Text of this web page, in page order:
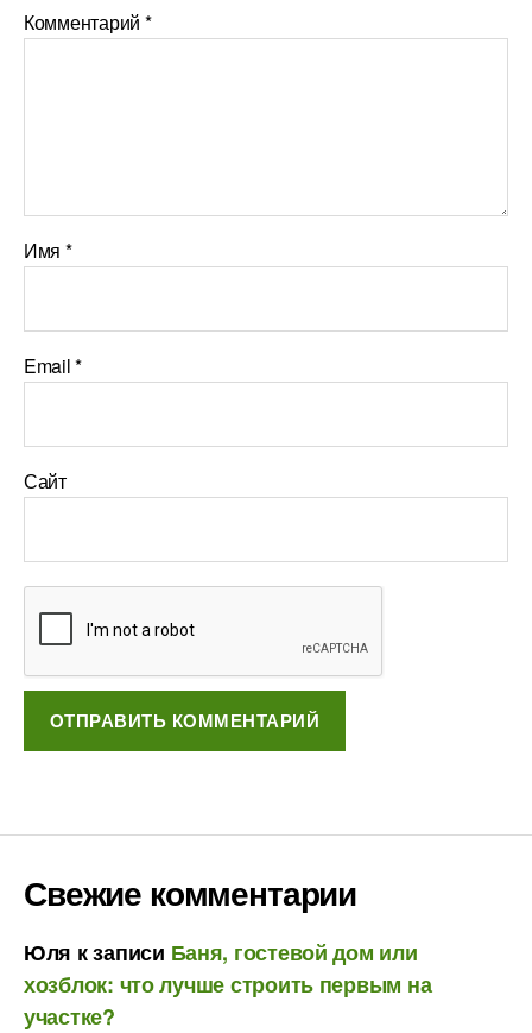
Комментарий *
Имя *
Email*
Сайт
Свежие комментарии
Юля к записи Баня, гостевой дом или
хозблок: что лучше строить первым на
участке?